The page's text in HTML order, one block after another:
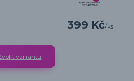
399 Kč/ks
variantu